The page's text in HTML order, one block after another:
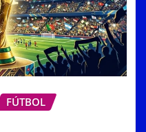
FÚTBOL